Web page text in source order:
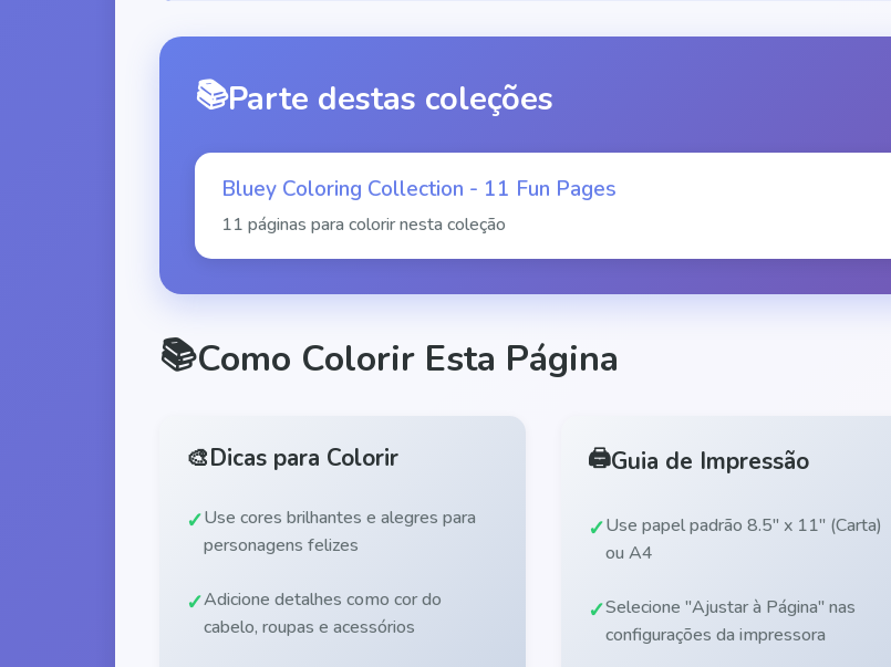
📚Parte destas coleções
Bluey Coloring Collection - 11 Fun Pages
11 páginas para colorir nesta coleção
📚Como Colorir Esta Página
🎨Dicas para Colorir
Use cores brilhantes e alegres para
personagens felizes
Adicione detalhes como cor do
cabelo, roupas e acessórios
🖨️Guia de Impressão
Use papel padrão 8.5" x 11" (Carta)
ou A4
Selecione "Ajustar à Página" nas
configurações da impressora